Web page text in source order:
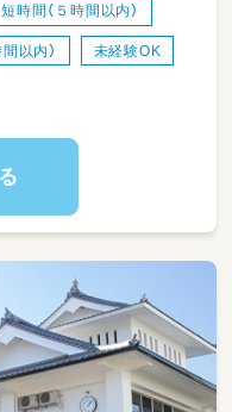
短時間（５時間以内）
以内） 未経験OK